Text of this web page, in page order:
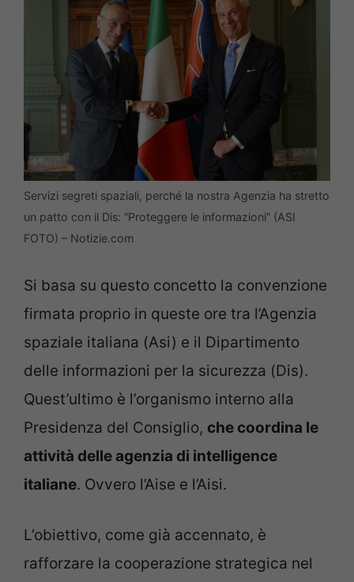
Servizi segreti spaziali, perché la nostra Agenzia ha stretto
un patto con il Dis: “Proteggere le informazioni” (ASI
FOTO) – Notizie.com
Si basa su questo concetto la convenzione
firmata proprio in queste ore tra l’Agenzia
spaziale italiana (Asi) e il Dipartimento
delle informazioni per la sicurezza (Dis).
Quest’ultimo è l’organismo interno alla
Presidenza del Consiglio, che coordina le
attività delle agenzia di intelligence
italiane. Ovvero l’Aise e l’Aisi.
L’obiettivo, come già accennato, è
rafforzare la cooperazione strategica nel